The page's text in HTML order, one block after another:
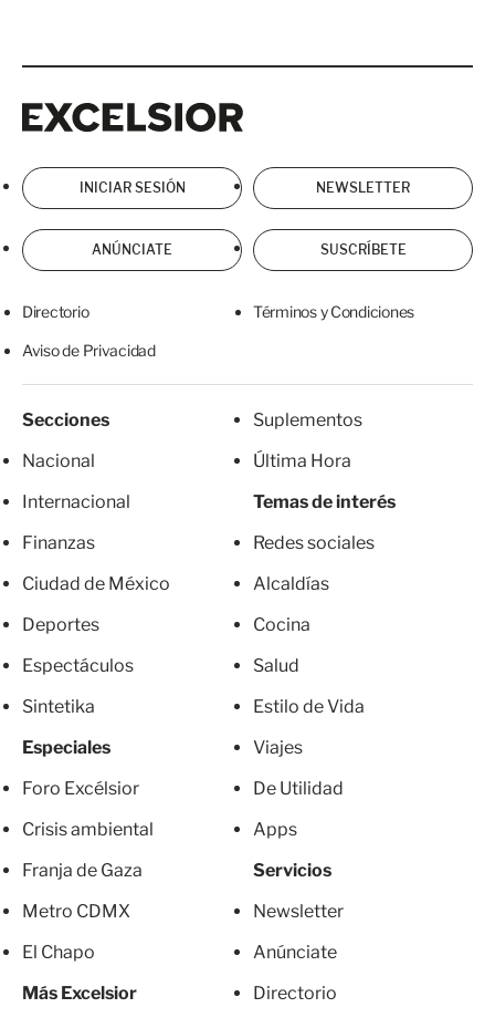
INICIAR SESIÓN NEWSLETTER
ANÚNCIATE SUSCRÍBETE
Directorio Términos y Condiciones
Aviso de Privacidad
Secciones
Nacional
Internacional
Finanzas
Ciudad de México
Deportes
Espectáculos
Sintetika
Especiales
Foro Excélsior
Crisis ambiental
Franja de Gaza
Metro CDMX
El Chapo
Más Excelsior
Suplementos
Última Hora
Temas de interés
Redes sociales
Alcaldías
Cocina
Salud
Estilo de Vida
Viajes
De Utilidad
Apps
Servicios
Newsletter
Anúnciate
Directorio